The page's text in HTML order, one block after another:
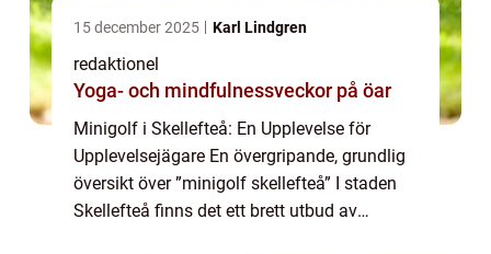
15 december 2025 Karl Lindgren
redaktionel
Yoga- och mindfulnessveckor på öar
Minigolf i Skellefteå: En Upplevelse för
Upplevelsejägare En övergripande, grundlig
översikt över ”minigolf skellefteå” I staden
Skellefteå finns det ett brett utbud av